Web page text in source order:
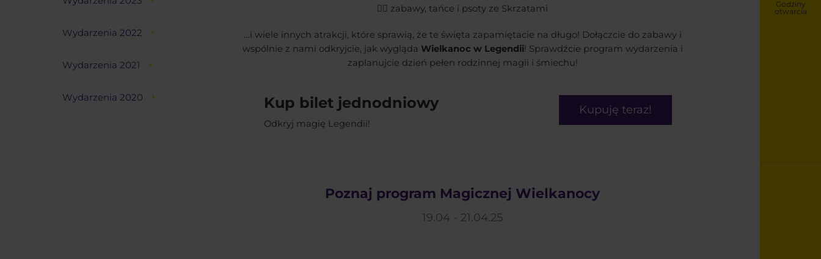
Godziny
otwarcia
Wydarzenia 2022
Wydarzenia 2021
Wydarzenia 2020
🧚‍♀️ zabawy, tańce i psoty ze Skrzatami
…i wiele innych atrakcji, które sprawią, że te święta zapamiętacie na długo! Dołączcie do zabawy i
wspólnie z nami odkryjcie, jak wygląda Wielkanoc w Legendii! Sprawdźcie program wydarzenia i
zaplanujcie dzień pełen rodzinnej magii i śmiechu!
Kup bilet jednodniowy
Odkryj magię Legendii!
Kupuję teraz!
Poznaj program Magicznej Wielkanocy
19.04 - 21.04.25